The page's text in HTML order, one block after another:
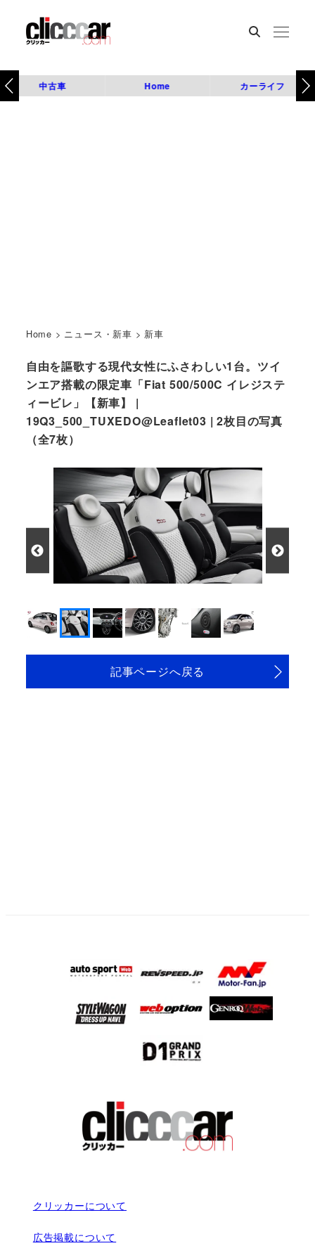
中古車 Home カーライフ
Home > ニュース・新車 > 新車
自由を謳歌する現代女性にふさわしい1台。ツイ
ンエア搭載の限定車「Fiat 500/500C イレジステ
ィービレ」【新車】 |
19Q3_500_TUXEDO@Leaflet03 | 2枚目の写真
（全7枚）
記事ページへ戻る
クリッカーについて
広告掲載について